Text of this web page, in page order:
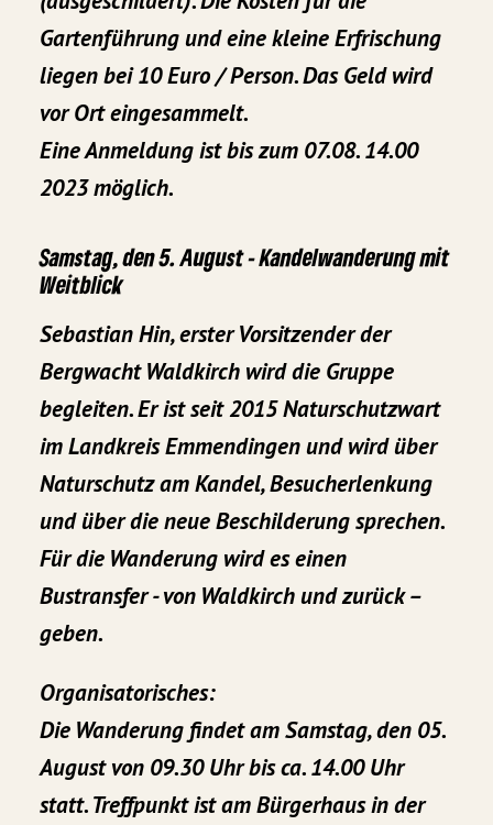
Gartenführung und eine kleine Erfrischung
liegen bei 10 Euro / Person. Das Geld wird
vor Ort eingesammelt.
Eine Anmeldung ist bis zum 07.08. 14.00
2023 möglich.
Samstag, den 5. August - Kandelwanderung mit
Weitblick
Sebastian Hin, erster Vorsitzender der
Bergwacht Waldkirch wird die Gruppe
begleiten. Er ist seit 2015 Naturschutzwart
im Landkreis Emmendingen und wird über
Naturschutz am Kandel, Besucherlenkung
und über die neue Beschilderung sprechen.
Für die Wanderung wird es einen
Bustransfer - von Waldkirch und zurück –
geben.
Organisatorisches:
Die Wanderung findet am Samstag, den 05.
August von 09.30 Uhr bis ca. 14.00 Uhr
statt. Treffpunkt ist am Bürgerhaus in der